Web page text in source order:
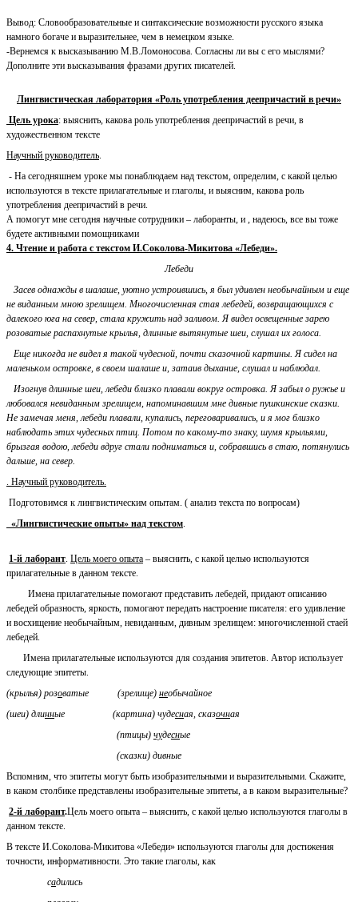
Вывод: Словообразовательные и синтаксические возможности русского языка
намного богаче и выразительнее, чем в немецком языке.
-Вернемся к высказыванию М.В.Ломоносова. Согласны ли вы с его мыслями?
Дополните эти высказывания фразами других писателей.
Лингвистическая лаборатория «Роль употребления деепричастий в речи»
Цель урока: выяснить, какова роль употребления деепричастий в речи, в
художественном тексте
Научный руководитель
- На сегодняшнем уроке мы понаблюдаем над текстом, определим, с какой целью
используются в тексте прилагательные и глаголы, и выясним, какова роль
употребления деепричастий в речи.
А помогут мне сегодня научные сотрудники – лаборанты, и , надеюсь, все вы тоже
будете активными помощниками
4. Чтение и работа с текстом И.Соколова-Микитова «Лебеди».
Лебеди
Засев однажды в шалаше, уютно устроившись, я был удивлен необычайным и еще
не виданным мною зрелищем. Многочисленная стая лебедей, возвращающихся с
далекого юга на север, стала кружить над заливом. Я видел освещенные зарею
розоватые распахнутые крылья, длинные вытянутые шеи, слушал их голоса.
Еще никогда не видел я такой чудесной, почти сказочной картины. Я сидел на
маленьком островке, в своем шалаше и, затаив дыхание, слушал и наблюдал.
Изогнув длинные шеи, лебеди близко плавали вокруг островка. Я забыл о ружье и
любовался невиданным зрелищем, напоминавшим мне дивные пушкинские сказки.
Не замечая меня, лебеди плавали, купались, переговаривались, и я мог близко
наблюдать этих чудесных птиц. Потом по какому-то знаку, шумя крыльями,
брызгая водою, лебеди вдруг стали подниматься и, собравшись в стаю, потянулись
дальше, на север.
. Научный руководитель.
Подготовимся к лингвистическим опытам. ( анализ текста по вопросам)
«Лингвистические опыты» над текстом
1-й лаборант Цель моего опыта – выяснить, с какой целью используются
прилагательные в данном тексте.
Имена прилагательные помогают представить лебедей, придают описанию
лебедей образность, яркость, помогают передать настроение писателя: его удивление
и восхищение необычайным, невиданным, дивным зрелищем: многочисленной стаей
лебедей.
Имена прилагательные используются для создания эпитетов. Автор использует
следующие эпитеты.
(крылья) розоватые (зрелище) необычайное
(шеи) длинные (картина) чудесная, сказочная
(птицы) чудесные
(сказки) дивные
Вспомним, что эпитеты могут быть изобразительными и выразительными. Скажите,
в каком столбике представлены изобразительные эпитеты, а в каком выразительные?
2-й лаборант.Цель моего опыта – выяснить, с какой целью используются глаголы в
данном тексте.
В тексте И.Соколова-Микитова «Лебеди» используются глаголы для достижения
точности, информативности. Это такие глаголы, как
садились